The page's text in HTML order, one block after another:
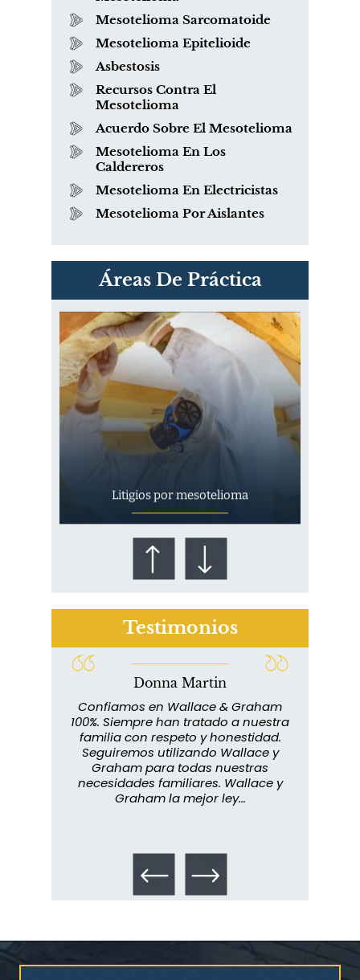
Mesotelioma Sarcomatoide
Mesotelioma Epitelioide
Asbestosis
Recursos Contra El
Mesotelioma
Acuerdo Sobre El Mesotelioma
Mesotelioma En Los
Caldereros
Mesotelioma En Electricistas
Mesotelioma Por Aislantes
Áreas De Práctica
PVC Cloruro de polivinilo
Exposición
Litigios por mesotelioma
¿Mesotelioma?
Testimonios
Donna Martin
Confiamos en Wallace & Graham
100%. Siempre han tratado a nuestra
familia con respeto y honestidad.
Seguiremos utilizando Wallace y
Graham para todas nuestras
necesidades familiares. Wallace y
Graham la mejor ley...